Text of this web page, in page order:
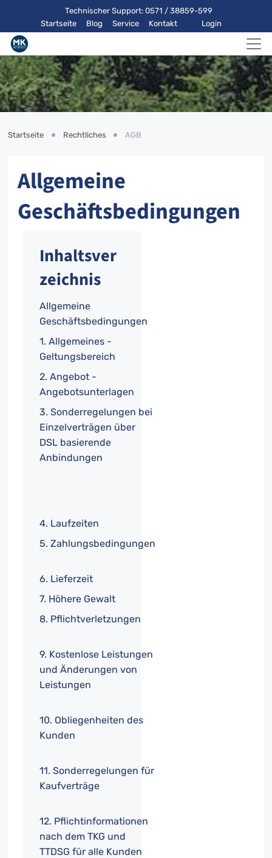
Technischer Support: 0571 / 38859-599
Startseite
Blog Service Kontakt Login
Startseite Rechtliches AGB
Allgemeine
Geschäftsbedingungen
Inhaltsver
zeichnis
Allgemeine
Geschäftsbedingungen
1. Allgemeines -
Geltungsbereich
2. Angebot -
Angebotsunterlagen
3. Sonderregelungen bei
Einzelverträgen über
DSL basierende
Anbindungen
4. Laufzeiten
5. Zahlungsbedingungen
6. Lieferzeit
7. Höhere Gewalt
8. Pflichtverletzungen
9. Kostenlose Leistungen
und Änderungen von
Leistungen
10. Obliegenheiten des
Kunden
11. Sonderregelungen für
Kaufverträge
12. Pflichtinformationen
nach dem TKG und
TTDSG für alle Kunden